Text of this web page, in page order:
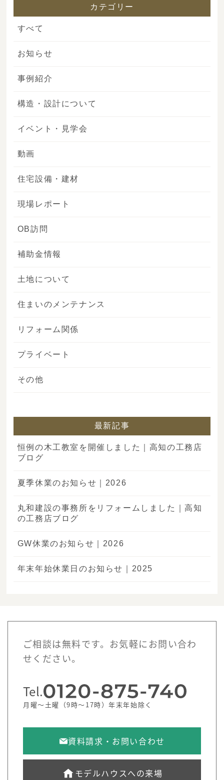
カテゴリー
すべて
お知らせ
事例紹介
構造・設計について
イベント・見学会
動画
住宅設備・建材
現場レポート
OB訪問
補助金情報
土地について
住まいのメンテナンス
リフォーム関係
プライベート
その他
最新記事
恒例の木工教室を開催しました｜高知の工務店
ブログ
夏季休業のお知らせ｜2026
丸和建設の事務所をリフォームしました｜高知
の工務店ブログ
GW休業のお知らせ｜2026
年末年始休業日のお知らせ｜2025
ご相談は無料です。お気軽にお問い合わ
せください。
Tel.
月曜～土曜（9時～17時）年末年始除く
資料請求・お問い合わせ
モデルハウスへの来場